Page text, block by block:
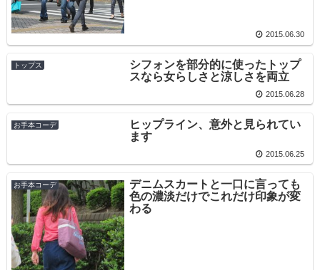
2015.06.30
トップス
シフォンを部分的に使ったトップ
スなら女らしさと涼しさを両立
2015.06.28
お手本コーデ
ヒップライン、意外と見られてい
ます
2015.06.25
お手本コーデ
デニムスカートと一口に言っても
色の濃淡だけでこれだけ印象が変
わる